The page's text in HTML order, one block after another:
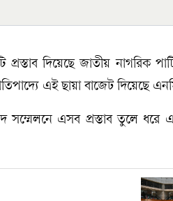
দিয়েছে জাতীয় নাগরিক
এই ছায়া বাজেট দিয়েছে
এসব প্রস্তাব তুলে ধরে